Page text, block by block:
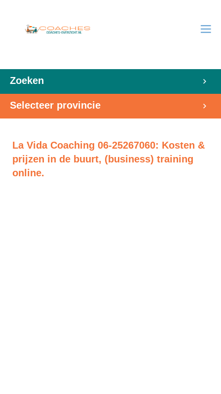
Zoeken
Selecteer provincie
La Vida Coaching 06-25267060: Kosten &
prijzen in de buurt, (business) training
online.